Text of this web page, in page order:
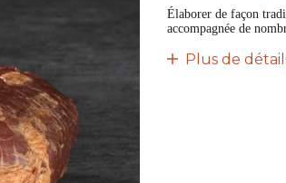
Élaborer de façon
accompagnée de
Plus de